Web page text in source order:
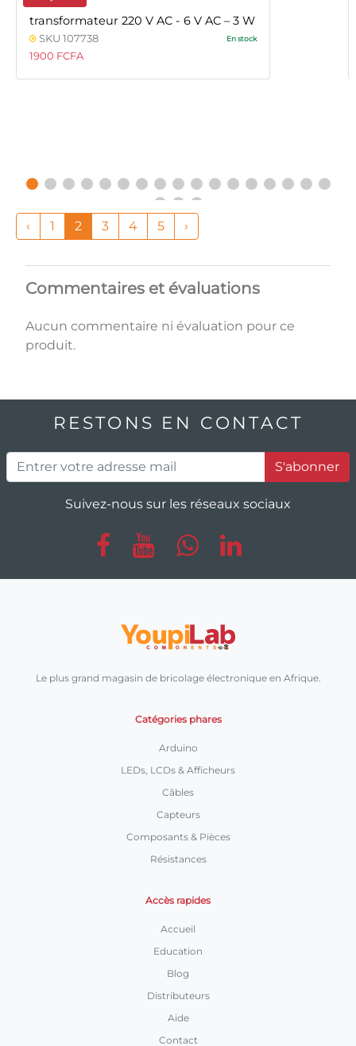
transformateur 220 V AC - 6 V AC – 3 W
SKU 107738 En stock
1900 FCFA
‹ 1 2 3 4 5 ›
Commentaires et évaluations
Aucun commentaire ni évaluation pour ce
produit.
RESTONS EN CONTACT
S'abonner
Suivez-nous sur les réseaux sociaux
Le plus grand magasin de bricolage électronique en Afrique.
Catégories phares
Arduino
LEDs, LCDs & Afficheurs
Câbles
Capteurs
Composants & Pièces
Résistances
Accès rapides
Accueil
Education
Blog
Distributeurs
Aide
Contact